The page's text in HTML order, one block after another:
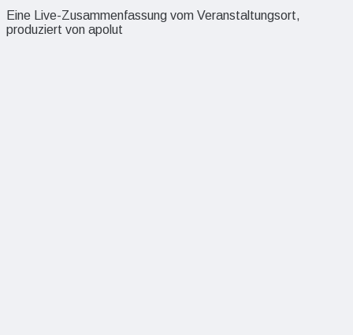
Eine Live-Zusammenfassung vom Veranstaltungsort,
produziert von apolut